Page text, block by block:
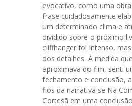
evocativo, como uma
frase cuidadosamente
um determinado clima e
dividido sobre o próximo
cliffhanger foi intenso,
dos detalhes. À medida
aproximava do fim, senti
fechamento e conclusão,
fios da narrativa se Na
Cortesã em uma